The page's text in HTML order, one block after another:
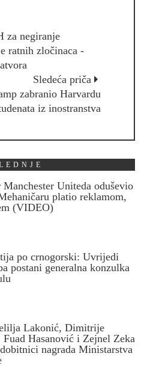
za negiranje
ratnih zločinaca -
Sledeća priča
zabranio Harvardu
iz inostranstva
Manchester Uniteda oduševio
platio reklamom,
(VIDEO)
po crnogorski: Uvrijedi
postani generalna konzulka
Lakonić, Dimitrije
Fuad Hasanović i Zejnel Zeka
nagrada Ministarstva